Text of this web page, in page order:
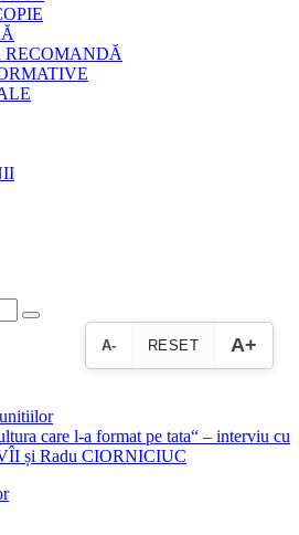
A- RESET A+
care l-a format pe tata“ – interviu cu
și Radu CIORNICIUC